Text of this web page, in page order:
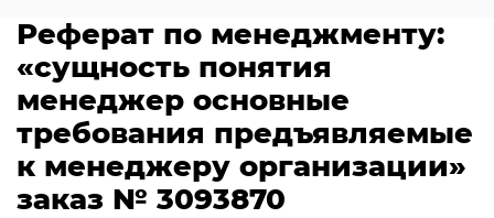
Реферат по менеджменту:
«сущность понятия
менеджер основные
требования предъявляемые
к менеджеру организации»
заказ № 3093870